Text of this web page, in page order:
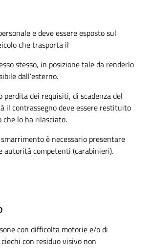
e deve essere esposto sul
che trasporta il
stesso, in posizione tale da renderlo
dall’esterno.
perdita dei requisiti, di scadenza del
il contrassegno deve essere restituito
che lo ha rilasciato.
è necessario presentare
autorità competenti (carabinieri).
con difficolta motorie e/o di
con residuo visivo non